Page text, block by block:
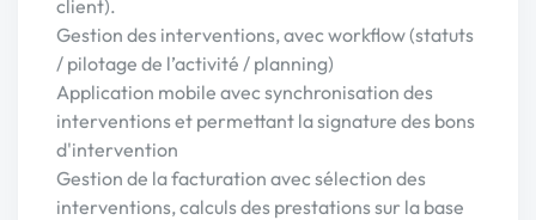
client).
Gestion des interventions, avec workflow (statuts
/ pilotage de l’activité / planning)
Application mobile avec synchronisation des
interventions et permettant la signature des bons
d'intervention
Gestion de la facturation avec sélection des
interventions, calculs des prestations sur la base